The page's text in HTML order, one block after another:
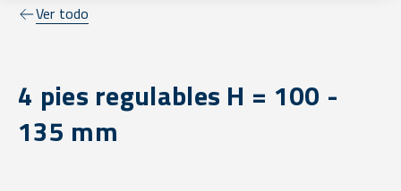
Ver todo
4 pies regulables H = 100 -
135 mm